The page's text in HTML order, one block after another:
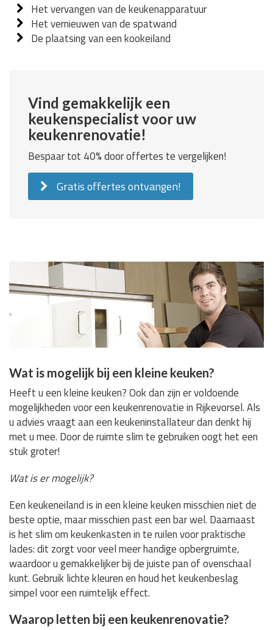
Het vervangen van de keukenapparatuur
Het vernieuwen van de spatwand
De plaatsing van een kookeiland
Vind gemakkelijk een
keukenspecialist voor uw
keukenrenovatie!
Bespaar tot 40% door offertes te vergelijken!
Gratis offertes ontvangen!
Wat is mogelijk bij een kleine keuken?
Heeft u een kleine keuken? Ook dan zijn er voldoende
mogelijkheden voor een keukenrenovatie in Rijkevorsel. Als
u advies vraagt aan een keukeninstallateur dan denkt hij
met u mee. Door de ruimte slim te gebruiken oogt het een
stuk groter!
Wat is er mogelijk?
Een keukeneiland is in een kleine keuken misschien niet de
beste optie, maar misschien past een bar wel. Daarnaast
is het slim om keukenkasten in te ruilen voor praktische
lades: dit zorgt voor veel meer handige opbergruimte,
waardoor u gemakkelijker bij de juiste pan of ovenschaal
kunt. Gebruik lichte kleuren en houd het keukenbeslag
simpel voor een ruimtelijk effect.
Waarop letten bij een keukenrenovatie?